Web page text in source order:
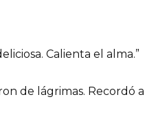
Calienta el alma.”
de lágrimas. Recordó a